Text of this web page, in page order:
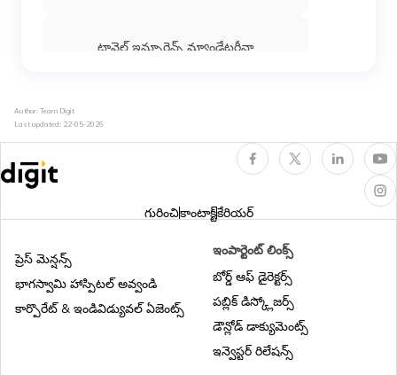
ట్రావెల్ ఇన్సూరెన్స్ మ్యాండేటరీనా
visa on arrival for indians
భారతీయ డ్రైవింగ్ లైసెన్స్‌ని అంగీకరించే విదేశాలు
ట్రావెల్ ఇన్సూరెన్స్ అంటే ఏమిటి
Author: Team Digit
Last updated: 22-05-2026
గురించికాంటాక్ట్కేరియర్
ప్రెస్ మెన్షన్స్
భాగస్వామి హాస్పిటల్ అవ్వండి
కార్పొరేట్ & ఇండివిడ్యువల్ ఏజెంట్స్
ఇంపార్టెంట్ లింక్స్
బోర్డ్ ఆఫ్ డైరెక్టర్స్
పబ్లిక్ డిస్క్లోజర్స్
డౌన్లోడ్ డాక్యుమెంట్స్
ఇన్వెస్టర్ రిలేషన్స్